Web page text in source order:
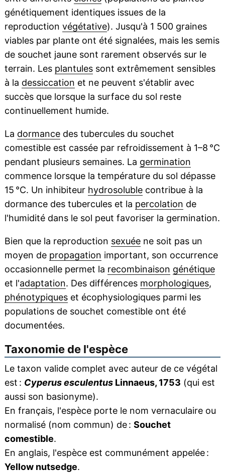
génétiquement identiques issues de la
reproduction végétative). Jusqu'à 1 500 graines
viables par plante ont été signalées, mais les semis
de souchet jaune sont rarement observés sur le
terrain. Les plantulessont extrêmement sensibles
à la dessiccation et ne peuvent s'établir avec
succès que lorsque la surface du sol reste
continuellement humide.
La dormancedes tubercules du souchet
comestible est cassée par refroidissement à 1–8 °C
pendant plusieurs semaines. La germination
commence lorsque la température du sol dépasse
15 °C. Un inhibiteur hydrosolublecontribue à la
dormance des tubercules et la percolation de
l'humidité dans le sol peut favoriser la germination.
Bien que la reproduction sexuéene soit pas un
moyen de propagation important, son occurrence
occasionnelle permet la recombinaison génétique
et l'adaptation. Des différences morphologiques,
phénotypiqueset écophysiologiques parmi les
populations de souchet comestible ont été
documentées.
Taxonomie de l'espèce
Le taxon valide complet avec auteur de ce végétal
est : Cyperus esculentusLinnaeus, 1753 (qui est
aussi son basionyme).
En français, l'espèce porte le nom vernaculaire ou
normalisé (nom commun) de : Souchet
comestible.
En anglais, l'espèce est communément appelée :
Yellow nutsedge.